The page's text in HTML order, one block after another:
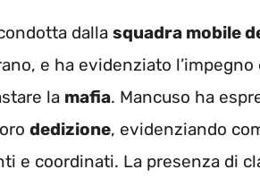
dalla squadra mobile
e ha evidenziato
la mafia. Mancuso ha
dedizione, evidenziando
e coordinati. La presenza di